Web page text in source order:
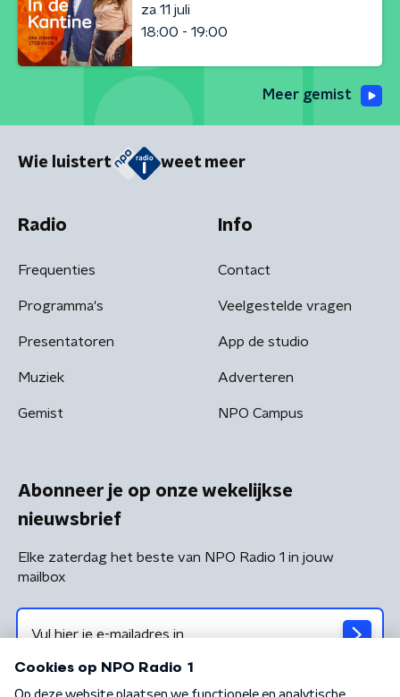
za 11 juli
18:00 - 19:00
Meer gemist
Wie luistert weet meer
Radio
Frequenties
Programma's
Presentatoren
Muziek
Gemist
Info
Contact
Veelgestelde vragen
App de studio
Adverteren
NPO Campus
Abonneer je op onze wekelijkse
nieuwsbrief
Elke zaterdag het beste van NPO Radio 1 in jouw
mailbox